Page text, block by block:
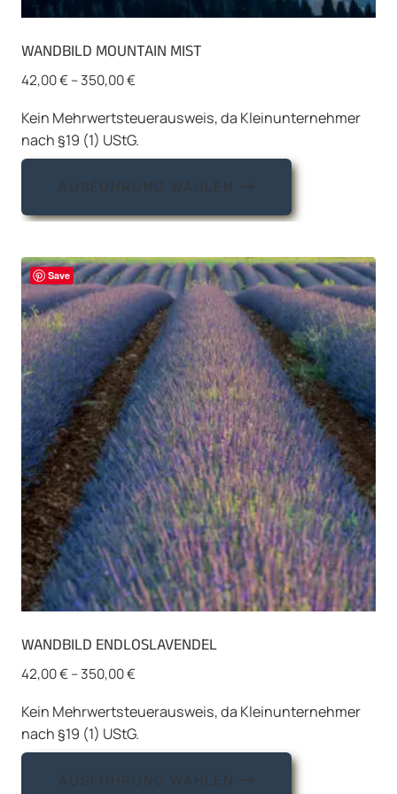
WANDBILD MOUNTAIN MIST
42,00€–350,00€
Kein Mehrwertsteuerausweis, da Kleinunternehmer
nach §19 (1) UStG.
AUSFÜHRUNG WÄHLEN
Dieses
weist
Varianten
auf.
Die
Optionen
können
auf
der
Produktseite
gewählt
werden
Save
WANDBILD ENDLOSLAVENDEL
42,00€–350,00€
Kein Mehrwertsteuerausweis, da Kleinunternehmer
nach §19 (1) UStG.
AUSFÜHRUNG WÄHLEN
Dieses